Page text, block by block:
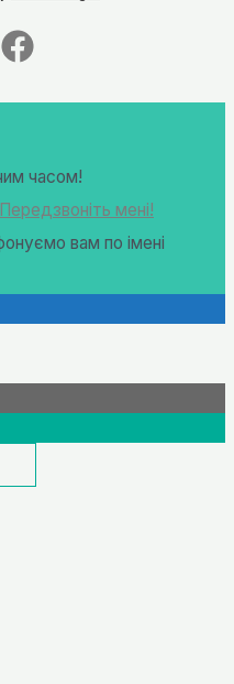
часом!
Передзвоніть мені!
вам по імені